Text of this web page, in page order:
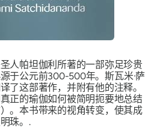
人帕坦伽利所著的一部弥足珍贵
于公元前300-500年。斯瓦米·萨
了这部著作，并附有他的注释。
正的瑜伽如何被简明扼要地总结
。本书带来的视角转变，使其成
珠。.